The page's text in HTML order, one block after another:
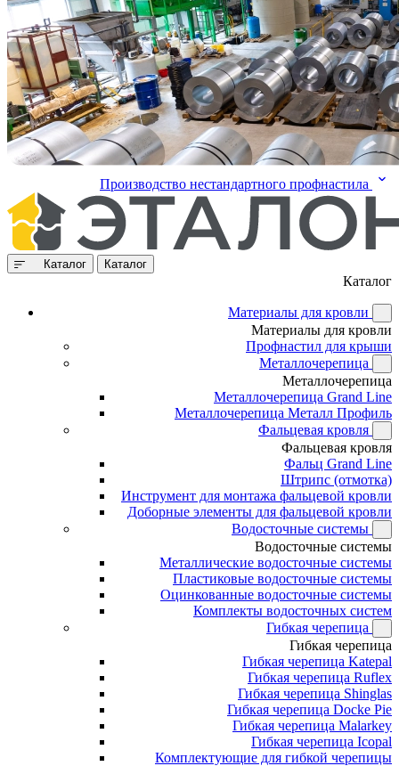
Производство нестандартного профнастила
Каталог Каталог
Каталог
Материалы для кровли
Материалы для кровли
Профнастил для крыши
Металлочерепица
Металлочерепица
Металлочерепица Grand Line
Металлочерепица Металл Профиль
Фальцевая кровля
Фальцевая кровля
Фальц Grand Line
Штрипс (отмотка)
Инструмент для монтажа фальцевой кровли
Доборные элементы для фальцевой кровли
Водосточные системы
Водосточные системы
Металлические водосточные системы
Пластиковые водосточные системы
Оцинкованные водосточные системы
Комплекты водосточных систем
Гибкая черепица
Гибкая черепица
Гибкая черепица Katepal
Гибкая черепица Ruflex
Гибкая черепица Shinglas
Гибкая черепица Docke Pie
Гибкая черепица Malarkey
Гибкая черепица Icopal
Комплектующие для гибкой черепицы